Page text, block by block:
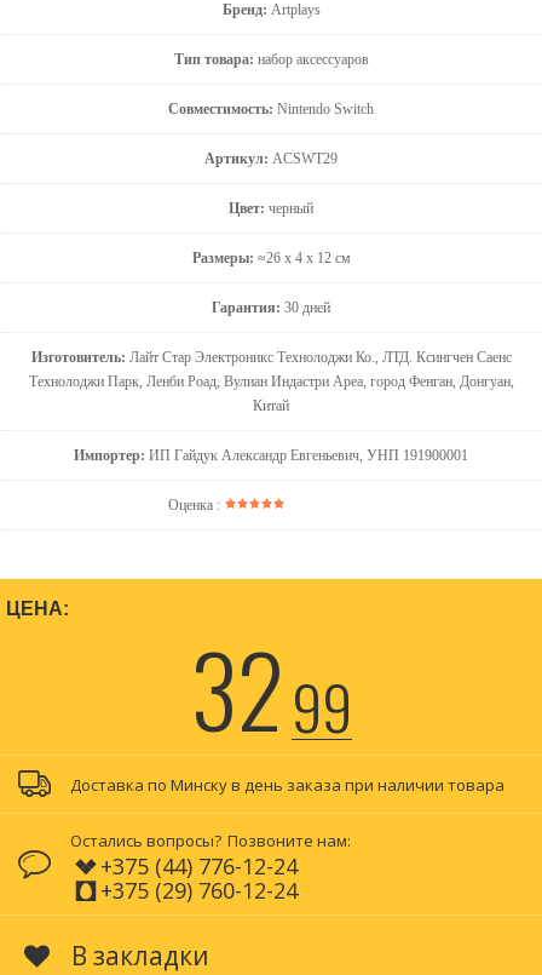
Бренд: Artplays
Тип товара: набор аксессуаров
Совместимость: Nintendo Switch
Артикул: ACSWT29
Цвет: черный
Размеры: ≈26 x 4 x 12 см
Гарантия: 30 дней
Изготовитель: Лайт Стар Электроникс Технолоджи Ко., ЛТД. Ксингчен Саенс
Технолоджи Парк, Ленби Роад, Вулиан Индастри Ареа, город Фенган, Донгуан,
Китай
Импортер: ИП Гайдук Александр Евгеньевич, УНП 191900001
Оценка :
ЦЕНА:
3299
Доставка по Минску в день заказа при наличии товара
Остались вопросы? Позвоните нам:
+375 (44) 776-12-24
+375 (29) 760-12-24
В закладки